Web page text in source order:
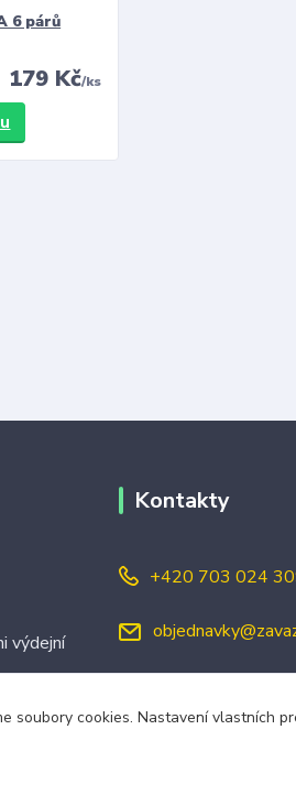
6 párů
179 Kč/ks
výdejní
Kontakty
+420 703 024
soubory cookies. Nastavení vlastních